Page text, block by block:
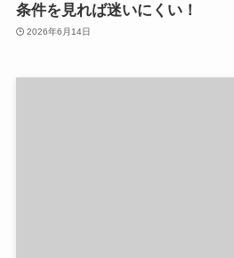
条件を見れば迷いにくい！
2026年6月14日